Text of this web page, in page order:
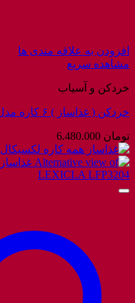
افزودن به علاقه مندی ها
مشاهده سریع
خردکن و آسیاب
خردکن ( غذاساز ) ۶ کاره مدل ۲۹۹۹ برلین / BERLIN BE-۲۹۹۹
تومان